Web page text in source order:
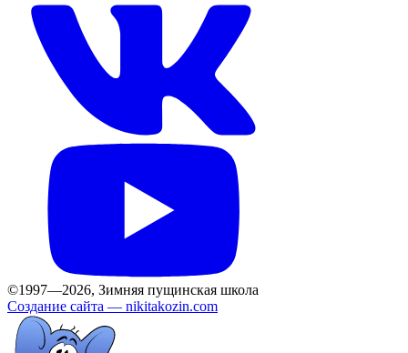
©1997—2026, Зимняя пущинская школа
Создание сайта — nikitakozin.com